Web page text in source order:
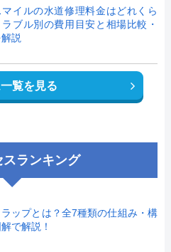
マイルの水道修理料金はどれくら
ラブル別の費用目安と相場比較・
説
覧を見る
スランキング
ップとは？全7種類の仕組み・構
で解説！